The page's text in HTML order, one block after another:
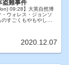
盗難事件
09:28】大英自然博
ウォレス・ジョンソ
すごくもやもやし
2020.12.07